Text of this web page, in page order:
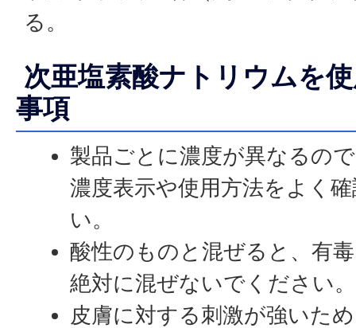
る。
次亜塩素酸ナトリウムを
事項
製品ごとに濃度が異なるの
濃度表示や使用方法をよく
い。
酸性のものと混ぜると、有
絶対に混ぜないでください。
皮膚に対する刺激が強いた